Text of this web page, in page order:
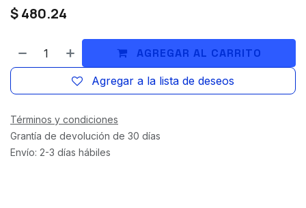
$480.24
AGREGAR AL CARRITO
Agregar a la lista de deseos
Términos y condiciones
Grantía de devolución de 30 días
Envío: 2-3 días hábiles